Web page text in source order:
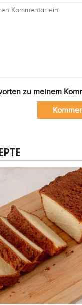
zu meinem